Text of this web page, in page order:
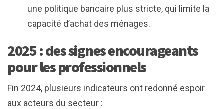
une politique bancaire plus stricte, qui limite la
capacité d’achat des ménages.
2025 : des signes encourageants
pour les professionnels
Fin 2024, plusieurs indicateurs ont redonné espoir
aux acteurs du secteur :